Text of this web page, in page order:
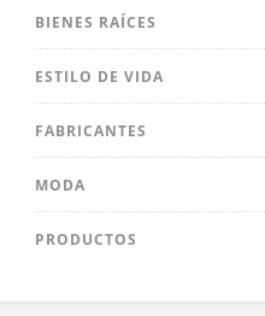
BIENES RAÍCES
ESTILO DE VIDA
FABRICANTES
MODA
PRODUCTOS